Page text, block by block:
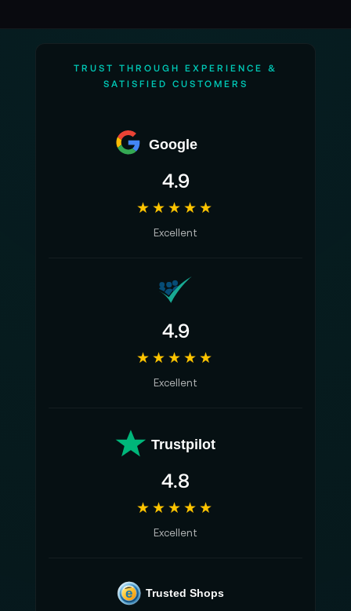
TRUST THROUGH EXPERIENCE &
SATISFIED CUSTOMERS
Google
4.9
★★★★★
Excellent
4.9
★★★★★
Excellent
Trustpilot
4.8
★★★★★
Excellent
e Trusted Shops